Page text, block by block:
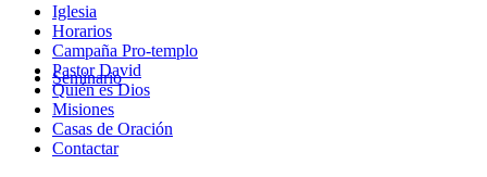
Seminario
Iglesia
Horarios
Campaña Pro-templo
Pastor David
Quién es Dios
Misiones
Casas de Oración
Contactar